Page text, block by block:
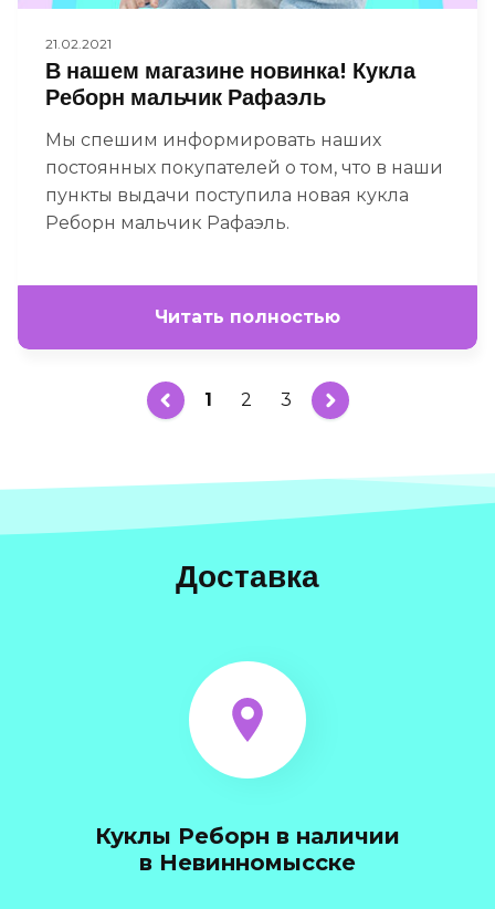
21.02.2021
В нашем магазине новинка! Кукла
Реборн мальчик Рафаэль
Мы спешим информировать наших
постоянных покупателей о том, что в наши
пункты выдачи поступила новая кукла
Реборн мальчик Рафаэль.
Читать полностью
1 2 3
Доставка
Куклы Реборн в наличии
в Невинномысске